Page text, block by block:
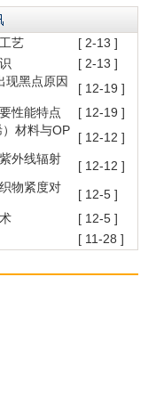
艺
[ 2-13 ]
[ 2-13 ]
现黑点原因
[ 12-19 ]
性能特点
[ 12-19 ]
材料与OP
[ 12-12 ]
外线辐射
[ 12-12 ]
物紧度对
[ 12-5 ]
[ 12-5 ]
[ 11-28 ]